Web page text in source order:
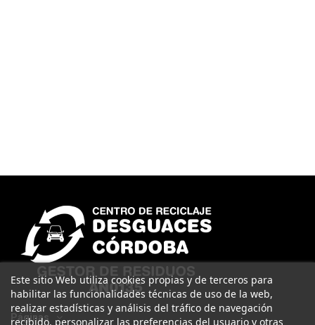
Páginas
Este sitio Web utiliza cookies propias y de terceros para
habilitar las funcionalidades técnicas de uso de la web,
realizar estadísticas y análisis del tráfico de navegación
recibido, personalizar las preferencias del usuario y otras